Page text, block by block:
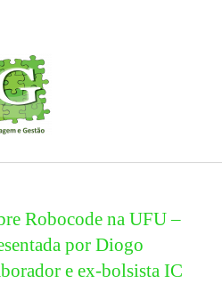
Robocode na UFU –
por Diogo
e ex-bolsista IC